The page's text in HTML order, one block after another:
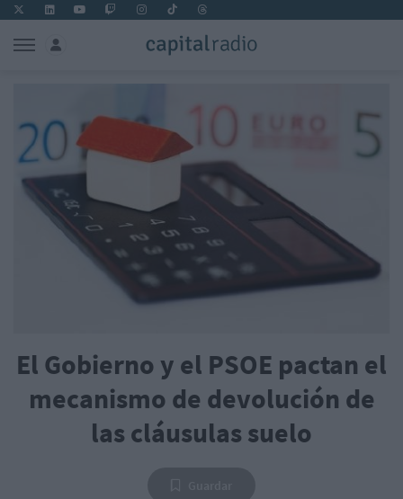
El Gobierno y el PSOE pactan el
mecanismo de devolución de
las cláusulas suelo